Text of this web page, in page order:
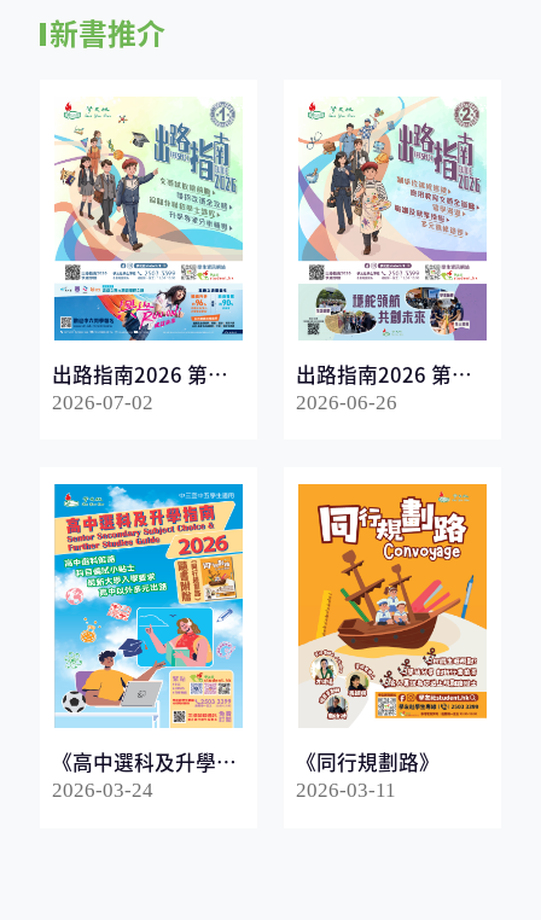
新書推介
出路指南2026 第一
冊
2026-07-02
出路指南2026 第二
冊
2026-06-26
《高中選科及升學指
南2026》
2026-03-24
《同行規劃路》
2026-03-11